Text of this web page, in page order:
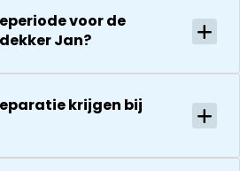
voor de
Jan?
krijgen bij